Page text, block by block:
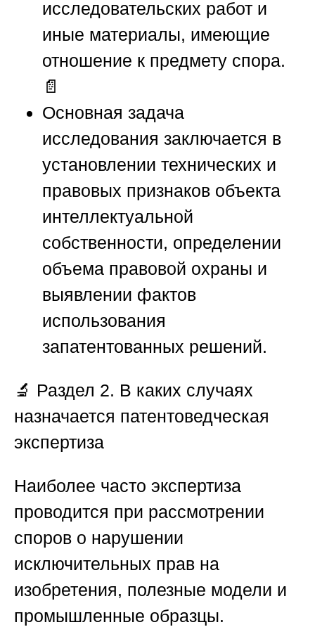
исследовательских работ и
иные материалы, имеющие
отношение к предмету спора.
📄
Основная задача
исследования заключается в
установлении технических и
правовых признаков объекта
интеллектуальной
собственности, определении
объема правовой охраны и
выявлении фактов
использования
запатентованных решений.
🔬 Раздел 2. В каких случаях
назначается патентоведческая
экспертиза
Наиболее часто экспертиза
проводится при рассмотрении
споров о нарушении
исключительных прав на
изобретения, полезные модели и
промышленные образцы.